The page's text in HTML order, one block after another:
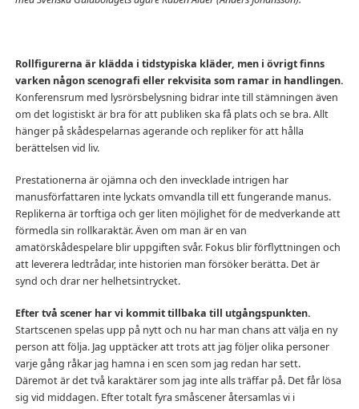
Rollfigurerna är klädda i tidstypiska kläder, men i övrigt finns
varken någon scenografi eller rekvisita som ramar in handlingen.
Konferensrum med lysrörsbelysning bidrar inte till stämningen även
om det logistiskt är bra för att publiken ska få plats och se bra. Allt
hänger på skådespelarnas agerande och repliker för att hålla
berättelsen vid liv.
Prestationerna är ojämna och den invecklade intrigen har
manusförfattaren inte lyckats omvandla till ett fungerande manus.
Replikerna är torftiga och ger liten möjlighet för de medverkande att
förmedla sin rollkaraktär. Även om man är en van
amatörskådespelare blir uppgiften svår. Fokus blir förflyttningen och
att leverera ledtrådar, inte historien man försöker berätta. Det är
synd och drar ner helhetsintrycket.
Efter två scener har vi kommit tillbaka till utgångspunkten.
Startscenen spelas upp på nytt och nu har man chans att välja en ny
person att följa. Jag upptäcker att trots att jag följer olika personer
varje gång råkar jag hamna i en scen som jag redan har sett.
Däremot är det två karaktärer som jag inte alls träffar på. Det får lösa
sig vid middagen. Efter totalt fyra småscener återsamlas vi i